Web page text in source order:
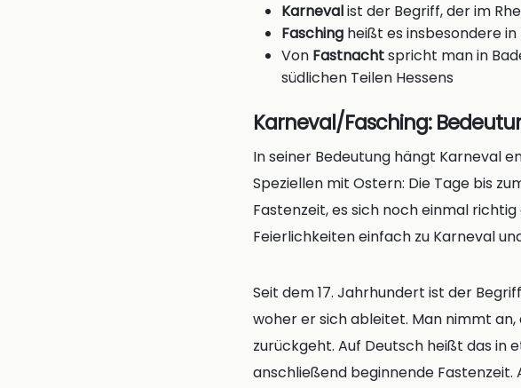
Karnevalist der Begriff, der im
Fasching heißt es insbesondere
Von Fastnachtspricht man in
südlichen Teilen Hessens
Karneval/Fasching:
In seiner Bedeutung hängt Karneval
Speziellen mit Ostern: Die Tage bis
Fastenzeit, es sich noch einmal
Feierlichkeiten einfach zu Karneval
Seit dem 17. Jahrhundert ist der
woher er sich ableitet. Man nimmt an,
zurückgeht. Auf Deutsch heißt das in
anschließend beginnende Fastenzeit.